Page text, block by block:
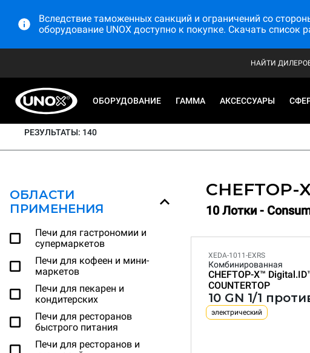
Вследствие таможенных санкций и ограничений со
оборудование UNOX доступно к покупке. Скачать
НАЙТИ
ОБОРУДОВАНИЕ ГАММА АКСЕССУАРЫ
РЕЗУЛЬТАТЫ: 140
ОБЛАСТИ
ПРИМЕНЕНИЯ
Печи для гастрономии и
супермаркетов
Печи для кофеен и мини-
маркетов
Печи для пекарен и
кондитерских
Печи для ресторанов
быстрого питания
Печи для ресторанов и
CHEFTOP-
10 Лотки -
XEDA-1011-EXRS
Комбинированная
CHEFTOP-X™
COUNTERTOP
10 GN 1/1
электрический